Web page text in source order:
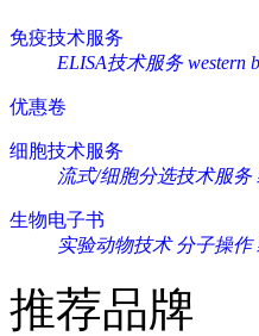
免疫技术服务
ELISA技术服务 western
优惠卷
细胞技术服务
流式/细胞分选技术服务
生物电子书
实验动物技术 分子操作
推荐品牌